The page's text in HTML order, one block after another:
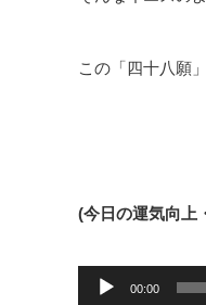
この「四十八願
(今日の運気向上
00:00